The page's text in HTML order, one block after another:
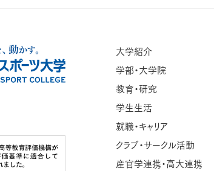
大学紹介
学部・大学院
教育・研究
学生生活
就職・キャリア
クラブ・サークル活動
産官学連携・高大連携